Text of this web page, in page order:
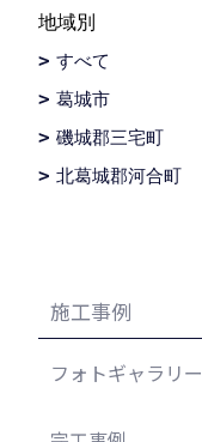
地域別
すべて
葛城市
磯城郡三宅町
北葛城郡河合町
施工事例
フォトギャラリー